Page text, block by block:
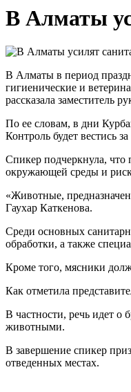
В Алматы
В Алматы в период
гигиенические и
рассказала заместитель
По ее словам, в дни
Контроль будет вестись
Спикер подчеркнула, что
окружающей среды и
«Животные,
Гаухар Каткенова.
Среди основных
обработки, а также
Кроме того, мясники
Как отметила
В частности, речь идет о
животными.
В завершение спикер
отведенных местах.